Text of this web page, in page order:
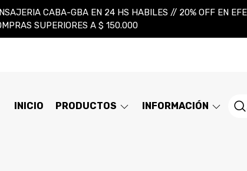
CABA-GBA EN 24 HS HABILES // 20% OFF EN
SUPERIORES A $ 150.000
INICIO PRODUCTOS INFORMACIÓN